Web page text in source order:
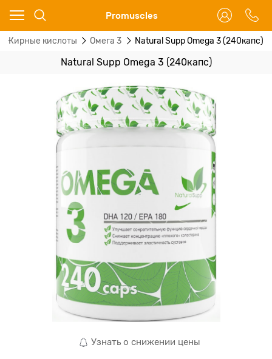
Promuscles
Жирные кислоты Омега 3 Natural Supp Omega 3 (240капс)
Natural Supp Omega 3 (240капс)
Узнать о снижении цены
Ваш город - Москва,
угадали?
ДА НЕТ